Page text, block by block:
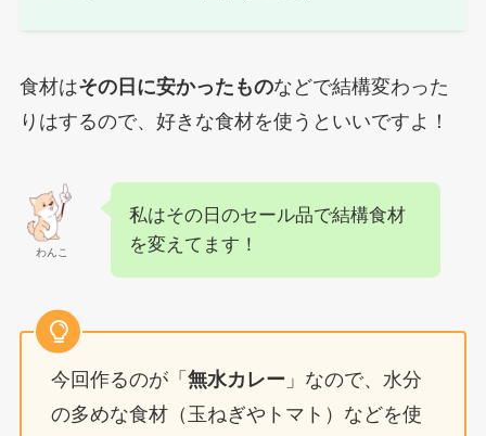
食材はその日に安かったものなどで結構変わった
りはするので、好きな食材を使うといいですよ！
わんこ
私はその日のセール品で結構食材
を変えてます！
今回作るのが「 無水カレー 」なので、水分
の多めな食材（玉ねぎやトマト）などを使